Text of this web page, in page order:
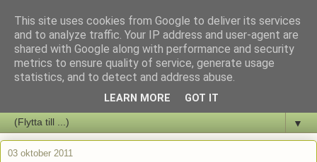
Staffars Seriers Blog
Vi skriver om serienyheter av alla de slag samt om vad som sker i
▼
03 oktober 2011
This site uses cookies from Google to deliver its services
and to analyze traffic. Your IP address and user-agent are
shared with Google along with performance and security
metrics to ensure quality of service, generate usage
statistics, and to detect and address abuse.
LEARN MORE GOT IT